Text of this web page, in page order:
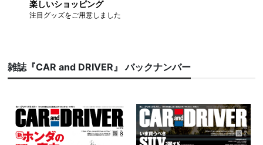
楽しいショッピング
注目グッズをご用意しました
雑誌『CAR and DRIVER』 バックナンバー